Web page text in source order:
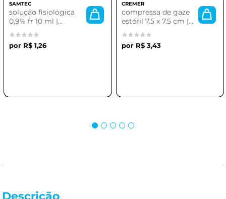
SAMTEC
solução fisiológica
0,9% fr 10 ml |
samtec
R$ 1,26
CREMER
compressa de gaze
estéril 7.5 x 7.5 cm |
pacote com 10
unidades
R$ 3,43